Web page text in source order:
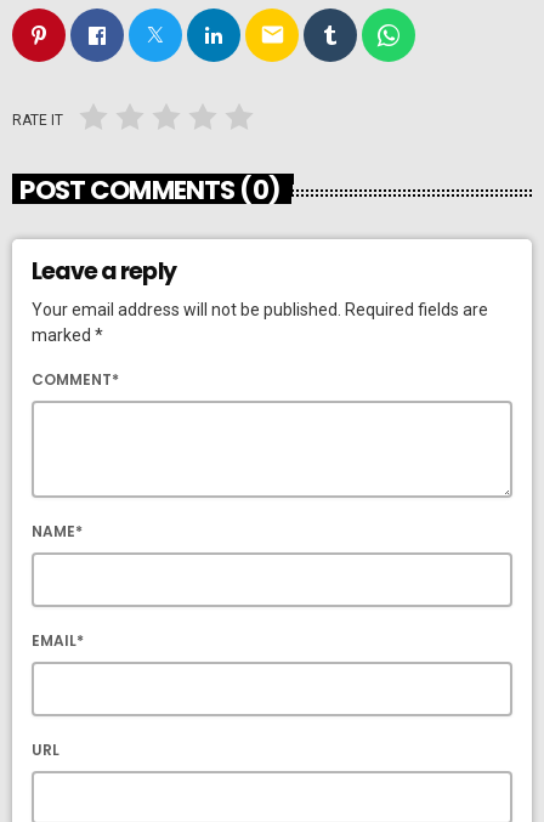
email
RATE IT
POST COMMENTS (0)
Leave a reply
Your email address will not be published. Required fields are
marked *
COMMENT*
NAME*
EMAIL*
URL